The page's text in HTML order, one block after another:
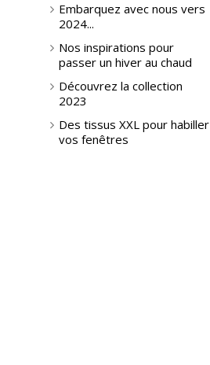
Embarquez avec nous vers
2024...
Nos inspirations pour
passer un hiver au chaud
Découvrez la collection
2023
Des tissus XXL pour habiller
vos fenêtres